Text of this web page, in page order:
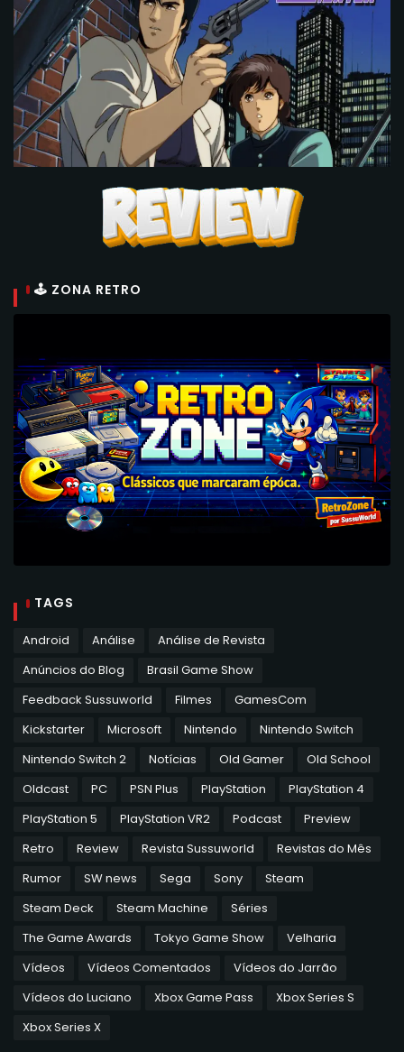
🕹 ZONA RETRO
TAGS
Android Análise
Análise de Revista
Anúncios do Blog
Brasil Game Show
Feedback Sussuworld
Filmes
GamesCom
Kickstarter
Microsoft Nintendo
Nintendo Switch
Nintendo Switch 2
Notícias Old Gamer
Old School
Oldcast
PC PSN Plus PlayStation
PlayStation 4
PlayStation 5
PlayStation VR2 Podcast
Preview
Retro
Review Revista Sussuworld
Revistas do Mês
Rumor
SW news Sega Sony
Steam
Steam Deck
Steam Machine
Séries
The Game Awards
Tokyo Game Show
Velharia
Vídeos
Vídeos Comentados
Vídeos do Jarrão
Vídeos do Luciano
Xbox Game Pass
Xbox Series S
Xbox Series X